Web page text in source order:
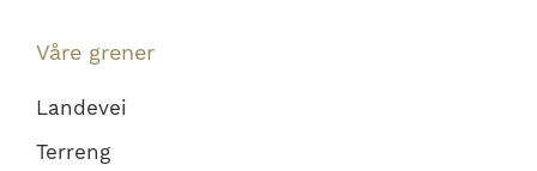
Våre grener
Landevei
Terreng